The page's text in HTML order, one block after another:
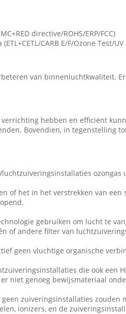
directive/ROHS/ERP/FCC)
CARB E/F/Ozone Test/
van binnenluchtkwaliteit.
hebben en efficiënt
Bovendien, in tegenstelling
of het in het verstrekken van
gebruiken om lucht te
of andere filter van
geen vluchtige organische
die ook
niet genoeg bewijsmateriaal
zuiveringsinstallaties zouden
ionizers, en de